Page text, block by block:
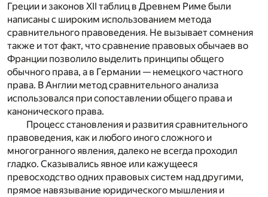
Греции и законов XII таблиц в Древнем Риме были
написаны с широким использованием метода
сравнительного правоведения. Не вызывает сомнения
также и тот факт, что сравнение правовых обычаев во
Франции позволило выделить принципы общего
обычного права, а в Германии — немецкого частного
права. В Англии метод сравнительного анализа
использовался при сопоставлении общего права и
канонического права.
Процесс становления и развития сравнительного
правоведения, как и любого иного сложного и
многогранного явления, далеко не всегда проходил
гладко. Сказывались явное или кажущееся
превосходство одних правовых систем над другими,
прямое навязывание юридического мышления и